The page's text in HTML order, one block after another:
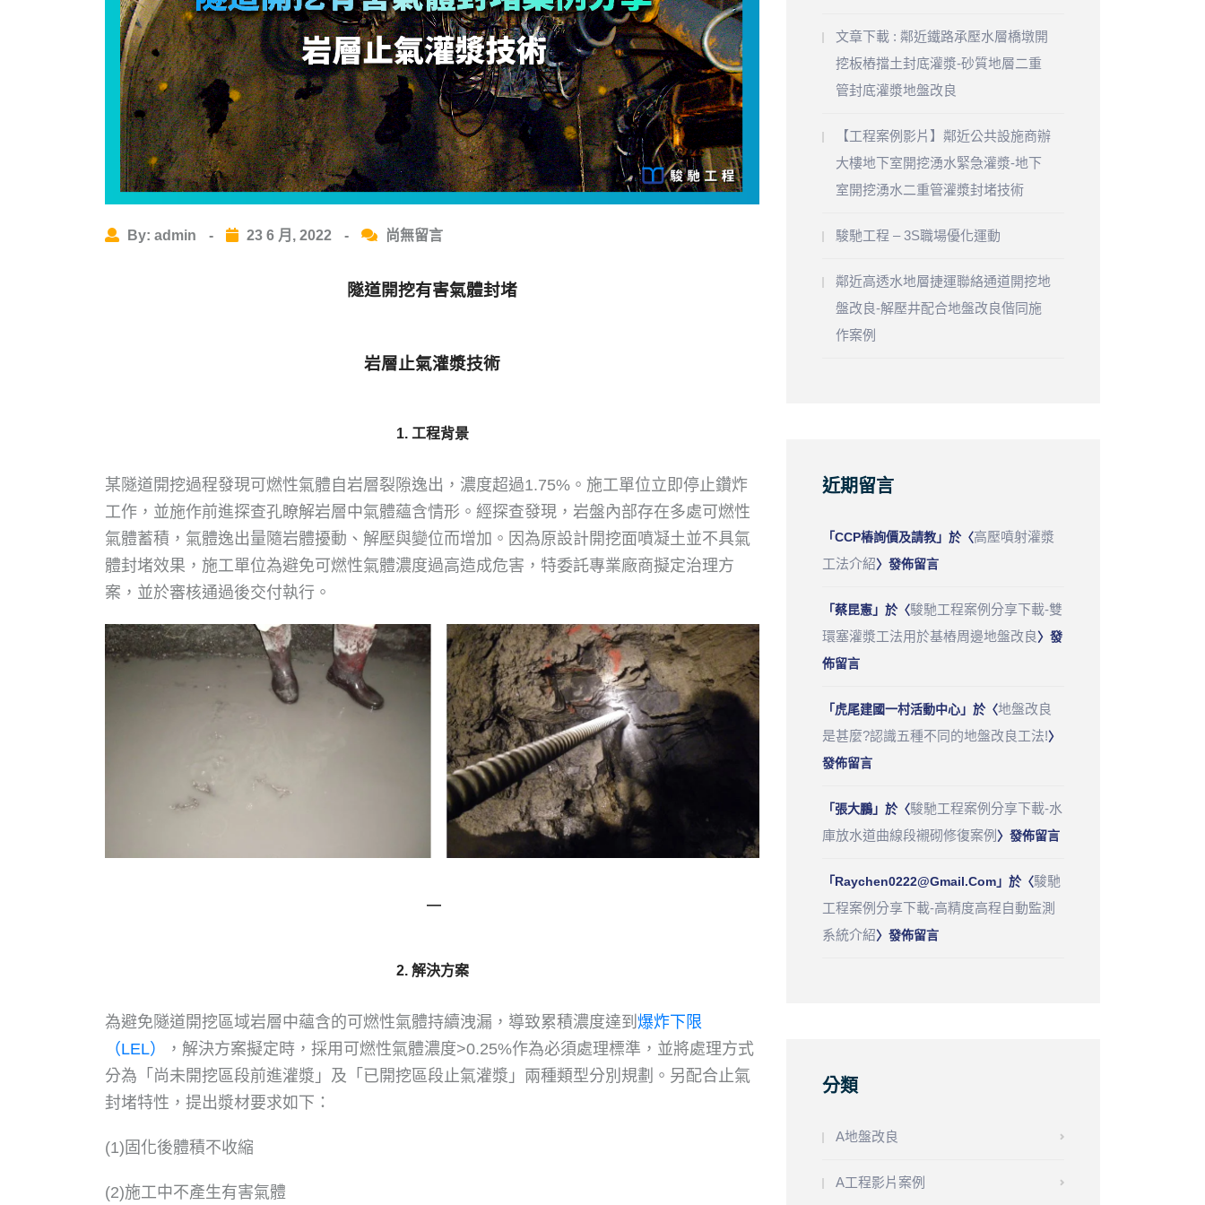
By: admin - 23 6 月, 2022 - 尚無留言
隧道開挖有害氣體封堵
岩層止氣灌漿技術
1. 工程背景
某隧道開挖過程發現可燃性氣體自岩層裂隙逸出，濃度超過1.75%。施工單位立即停止鑽炸
工作，並施作前進探查孔瞭解岩層中氣體蘊含情形。經探查發現，岩盤內部存在多處可燃性
氣體蓄積，氣體逸出量隨岩體擾動、解壓與變位而增加。因為原設計開挖面噴凝土並不具氣
體封堵效果，施工單位為避免可燃性氣體濃度過高造成危害，特委託專業廠商擬定治理方
案，並於審核通過後交付執行。
―
2. 解決方案
為避免隧道開挖區域岩層中蘊含的可燃性氣體持續洩漏，導致累積濃度達到 爆炸下限
（LEL）
，解決方案擬定時，採用可燃性氣體濃度>0.25%作為必須處理標準，並將處理方式
分為「尚未開挖區段前進灌漿」及「已開挖區段止氣灌漿」兩種類型分別規劃。另配合止氣
封堵特性，提出漿材要求如下：
(1)固化後體積不收縮
(2)施工中不產生有害氣體
文章下載 : 鄰近鐵路承壓水層橋墩開
挖板樁擋土封底灌漿-砂質地層二重
管封底灌漿地盤改良
【工程案例影片】鄰近公共設施商辦
大樓地下室開挖湧水緊急灌漿-地下
室開挖湧水二重管灌漿封堵技術
駿馳工程 – 3S職場優化運動
鄰近高透水地層捷運聯絡通道開挖地
盤改良-解壓井配合地盤改良偕同施
作案例
近期留言
「CCP樁詢價及請教」於〈高壓噴射灌漿
工法介紹〉發佈留言
「蔡昆憲」於〈駿馳工程案例分享下載-雙
環塞灌漿工法用於基樁周邊地盤改良〉發
佈留言
「 虎尾建國一村活動中心」於〈地盤改良
是甚麼?認識五種不同的地盤改良工法!〉
發佈留言
「張大鵬」於〈駿馳工程案例分享下載-水
庫放水道曲線段襯砌修復案例 〉發佈留言
「 Raychen0222@gmail.com」於〈駿馳
工程案例分享下載-高精度高程自動監測
系統介紹〉發佈留言
分類
A地盤改良
A工程影片案例